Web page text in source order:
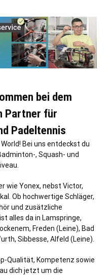
bei dem
Partner für
Padeltennis
Bei uns entdeckst du
, Squash- und
wie Yonex, nebst Victor,
Ob hochwertige Schläger,
und zusätzliche
alles da in Lamspringe,
Freden (Leine), Bad
, Sibbesse, Alfeld (Leine).
Qualität, Kompetenz sowie
dich jetzt um die